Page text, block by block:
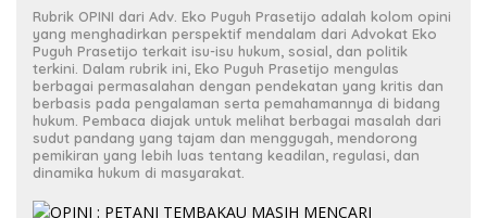
Rubrik OPINI dari Adv. Eko Puguh Prasetijo adalah kolom opini
yang menghadirkan perspektif mendalam dari Advokat Eko
Puguh Prasetijo terkait isu-isu hukum, sosial, dan politik
terkini. Dalam rubrik ini, Eko Puguh Prasetijo mengulas
berbagai permasalahan dengan pendekatan yang kritis dan
berbasis pada pengalaman serta pemahamannya di bidang
hukum. Pembaca diajak untuk melihat berbagai masalah dari
sudut pandang yang tajam dan menggugah, mendorong
pemikiran yang lebih luas tentang keadilan, regulasi, dan
dinamika hukum di masyarakat.